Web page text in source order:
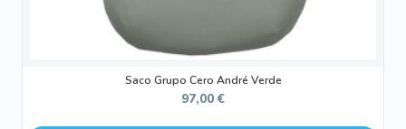
Saco Grupo Cero André Verde
97,00 €